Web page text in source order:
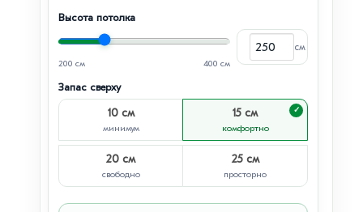
Высота потолка
200 см 400 см
Высота потолка,
см
Запас сверху
10 см
минимум
15 см
комфортно
20 см
свободно
25 см
просторно